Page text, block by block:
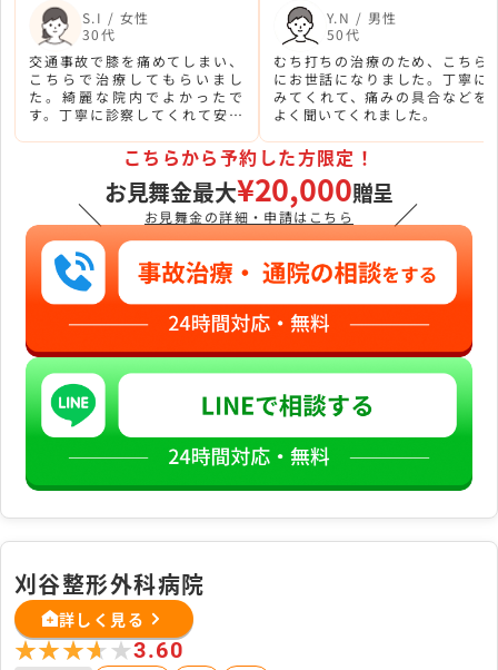
S.I / 女性
30代
交通事故で膝を痛めてしまい、
こちらで治療してもらいまし
た。綺麗な院内でよかったで
す。丁寧に診察してくれて安心
Y.N / 男性
50代
むち打ちの治療のため、こちら
にお世話になりました。丁寧に
みてくれて、痛みの具合などを
よく聞いてくれました。
＼
こちらから予約した方限定！
お見舞金最大¥20,000贈呈
お見舞金の詳細・申請はこちら ／
刈谷整形外科病院
詳しく見る
★★★★★
★★★★★3.60